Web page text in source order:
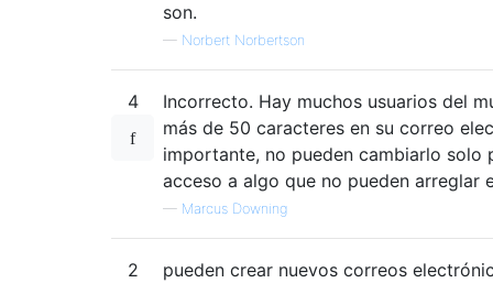
son.
— Norbert Norbertson
4
Incorrecto. Hay muchos usuarios del
más de 50 caracteres en su correo
importante, no pueden cambiarlo solo
acceso a algo que no pueden arreglar
— Marcus Downing
2
pueden crear nuevos correos